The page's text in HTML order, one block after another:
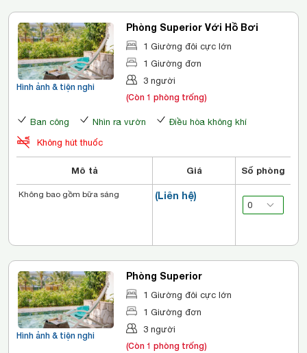
Hình ảnh & tiện nghi
Phòng Superior Với Hồ Bơi
1 Giường đôi cực lớn
1 Giường đơn
3 người
(Còn 1 phòng trống)
Ban công Nhìn ra vườn
Điều hòa không khí
Không hút thuốc
Mô tả Giá Số phòng
(Liên hệ)
Không bao gồm bữa sáng
Hình ảnh & tiện nghi
Phòng Superior
1 Giường đôi cực lớn
1 Giường đơn
3 người
(Còn 1 phòng trống)